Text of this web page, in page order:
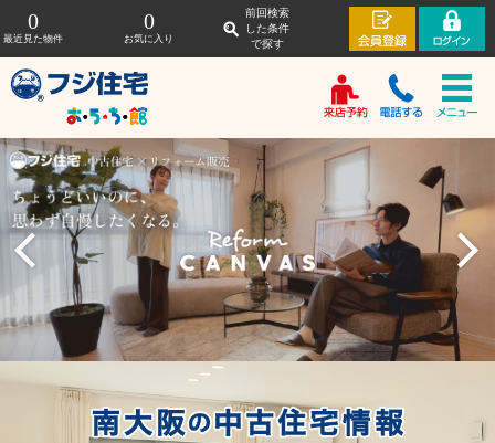
0
最近見た物件
0
お気に入り
前回検索
した条件
で探す